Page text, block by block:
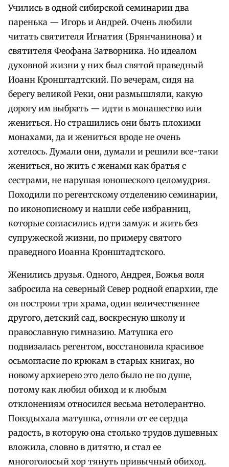
Учились в одной сибирской семинарии два
паренька — Игорь и Андрей. Очень любили
читать святителя Игнатия (Брянчанинова) и
святителя Феофана Затворника. Но идеалом
духовной жизни у них был святой праведный
Иоанн Кронштадтский. По вечерам, сидя на
берегу великой Реки, они размышляли, какую
дорогу им выбрать — идти в монашество или
жениться. Но страшились они быть плохими
монахами, да и жениться вроде не очень
хотелось. Думали они, думали и решили все-таки
жениться, но жить с женами как братья с
сестрами, не нарушая юношеского целомудрия.
Походили по регентскому отделению семинарии,
по иконописному и нашли себе избранниц,
которые согласились идти замуж и жить без
супружеской жизни, по примеру святого
праведного Иоанна Кронштадтского.
Женились друзья. Одного, Андрея, Божья воля
забросила на северный Север родной епархии, где
он построил три храма, один величественнее
другого, детский сад, воскресную школу и
православную гимназию. Матушка его
подвизалась регентом, восстановила красивое
осьмогласие по крюкам в старых книгах, но
новому архиерею это дело было не по душе,
потому как любил обиход и к любым
отклонениям относился весьма нетолерантно.
Повздыхала матушка, отняли от ее сердца
радость, в которую она столько трудов душевных
вложила, словно в дитятю, и стал ее
многоголосый хор тянуть привычный обиход.